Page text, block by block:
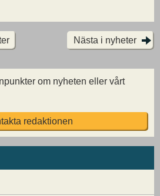
Nästa i nyheter
om nyheten eller vårt
redaktionen